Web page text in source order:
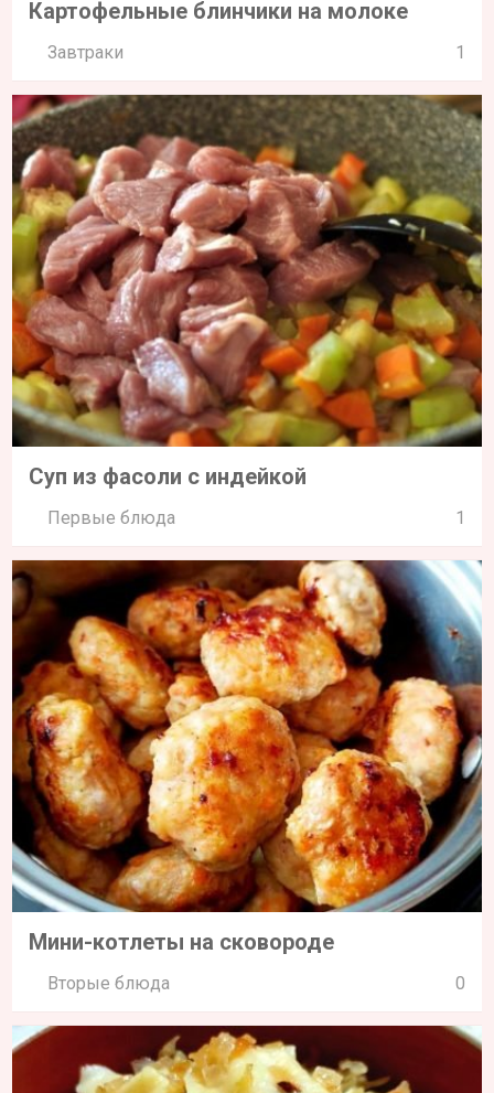
Картофельные блинчики на молоке
Завтраки 1
Суп из фасоли с индейкой
Первые блюда 1
Мини-котлеты на сковороде
Вторые блюда 0